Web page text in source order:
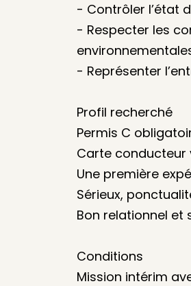
- Contrôler l’état
- Respecter les
- Représenter
Profil recherché
Permis C
Carte conducteur
Une première
Sérieux,
Bon relationnel et
Conditions
Mission intérim